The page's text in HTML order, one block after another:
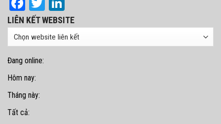
LIÊN KẾT WEBSITE
Đang online:
Hôm nay:
Tháng này:
Tất cả: